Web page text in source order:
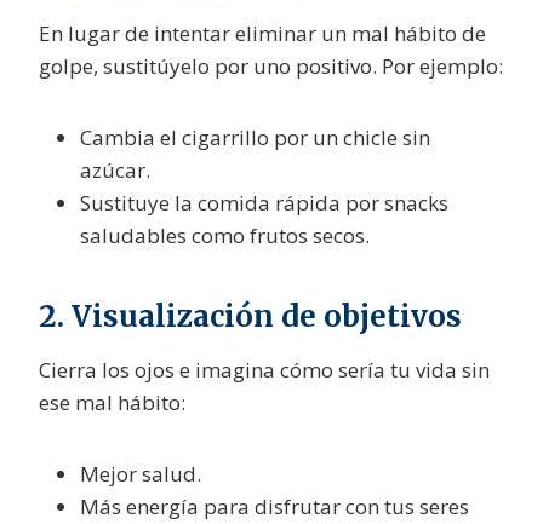
En lugar de intentar eliminar un mal hábito de
golpe, sustitúyelo por uno positivo. Por ejemplo:
Cambia el cigarrillo por un chicle sin
azúcar.
Sustituye la comida rápida por snacks
saludables como frutos secos.
2. Visualización de objetivos
Cierra los ojos e imagina cómo sería tu vida sin
ese mal hábito:
Mejor salud.
Más energía para disfrutar con tus seres